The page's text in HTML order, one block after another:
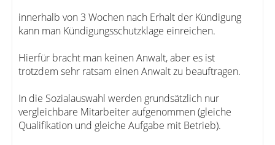
innerhalb von 3 Wochen nach Erhalt der Kündigung
kann man Kündigungsschutzklage einreichen.
Hierfür bracht man keinen Anwalt, aber es ist
trotzdem sehr ratsam einen Anwalt zu beauftragen.
In die Sozialauswahl werden grundsätzlich nur
vergleichbare Mitarbeiter aufgenommen (gleiche
Qualifikation und gleiche Aufgabe mit Betrieb).